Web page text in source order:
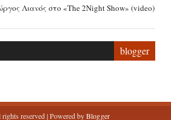
Λιανός στο «The 2Night Show» (video)
blogger
reserved | Powered byBlogger